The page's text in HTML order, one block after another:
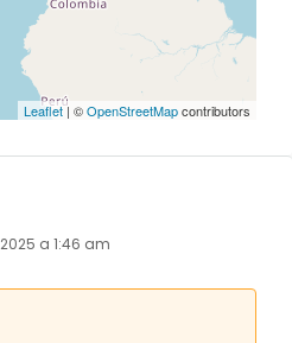
Leaflet| ©OpenStreetMapcontributors
a 1:46 am